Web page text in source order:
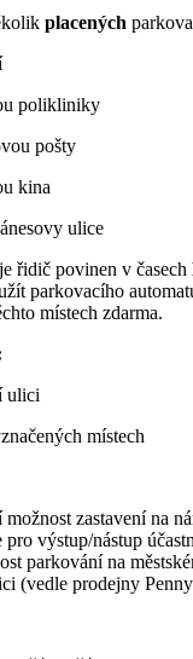
placených
polikliniky
pošty
kina
ulice
řidič povinen v časech
parkovacího
místech zdarma.
ulici
místech
zastavení na
výstup/nástup
parkování na
(vedle prodejny